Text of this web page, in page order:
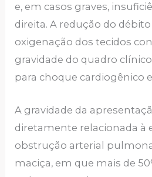
e, em casos graves,
direita. A redução do
oxigenação dos tecidos
gravidade do quadro
para choque cardiogênico
A gravidade da
diretamente relacionada à
obstrução arterial
maciça, em que mais de